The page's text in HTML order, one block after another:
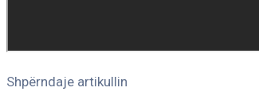
Shpërndaje artikullin